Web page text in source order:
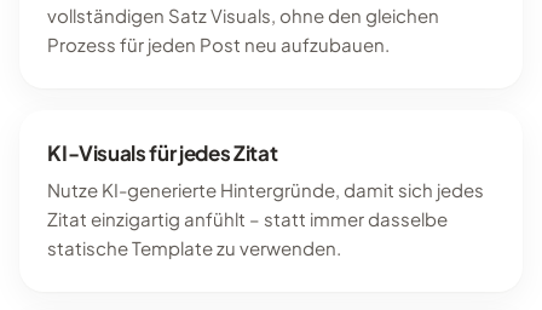
vollständigen Satz Visuals, ohne den gleichen
Prozess für jeden Post neu aufzubauen.
KI-Visuals für jedes Zitat
Nutze KI-generierte Hintergründe, damit sich jedes
Zitat einzigartig anfühlt – statt immer dasselbe
statische Template zu verwenden.